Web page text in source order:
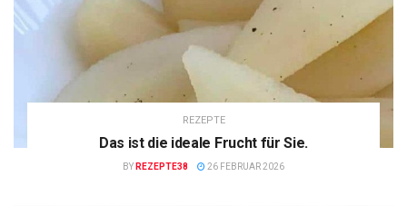
REZEPTE
Das ist die ideale Frucht für Sie.
BY REZEPTE38 26 FEBRUAR 2026